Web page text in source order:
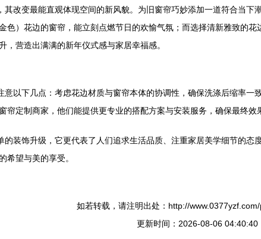
其改变最能直观体现空间的新风貌。为旧窗帘巧妙添加一道符合当
色）花边的窗帘，能立刻点燃节日的欢愉气氛；而选择清新雅致的
营造出满满的新年仪式感与家居幸福感。
意以下几点：考虑花边材质与窗帘本体的协调性，确保洗涤后缩率
帘定制商家，他们能提供更专业的搭配方案与安装服务，确保最终效
的装饰升级，它更代表了人们追求生活品质、注重家居美学细节的
希望与美的享受。
如若转载，请注明出处：http://
更新时间：2026-08-06 04:40:40